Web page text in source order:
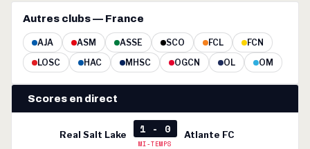
Autres clubs — France
AJA ASM ASSE SCO FCL
FCN
LOSC
HAC MHSC OGCN OL OM
Scores en direct
Real Salt Lake 1 - 0
MI-TEMPS
Atlante FC